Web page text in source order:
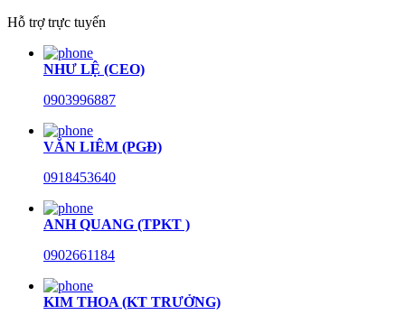
Hỗ trợ trực tuyến
NHƯ LỆ (CEO)
0903996887
VĂN LIÊM (PGĐ)
0918453640
ANH QUANG (TPKT )
0902661184
KIM THOA (KT TRƯỞNG)